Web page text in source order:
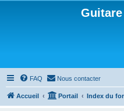
FAQ Nous contacter
Accueil Portail Index du